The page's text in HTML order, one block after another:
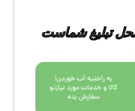
محل تبلیغ شماست